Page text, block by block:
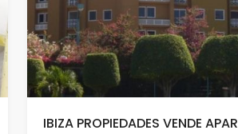
IBIZA PROPIEDADES VENDE